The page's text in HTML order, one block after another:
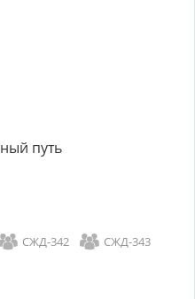
путь
СЖД-342 СЖД-343